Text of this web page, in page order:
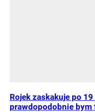
Rojek zaskakuje po
prawdopodobnie bym